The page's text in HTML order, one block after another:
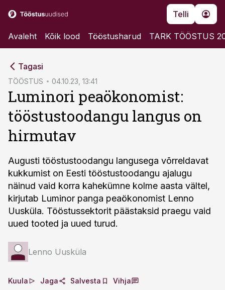
Telli
Avaleht Kõik lood Tööstusharud TARK TÖÖSTUS
Tagasi
TÖÖSTUS 04.10.23, 13:41
Luminori peaökonomist:
tööstustoodangu langus on
hirmutav
Augusti tööstustoodangu langusega võrreldavat
kukkumist on Eesti tööstustoodangu ajalugu
näinud vaid korra kahekümne kolme aasta vältel,
kirjutab Luminor panga peaökonomist Lenno
Uusküla. Tööstussektorit päästaksid praegu vaid
uued tooted ja uued turud.
Lenno Uusküla
Kuula Jaga Salvesta Vihja